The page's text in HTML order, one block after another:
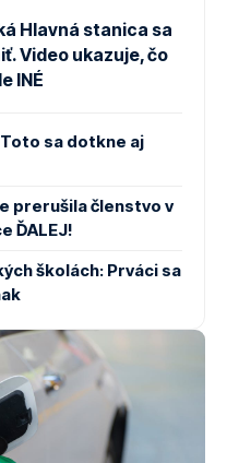
Hlavná stanica sa
Video ukazuje, čo
INÉ
sa dotkne aj
prerušila členstvo v
ĎALEJ!
školách: Prváci sa